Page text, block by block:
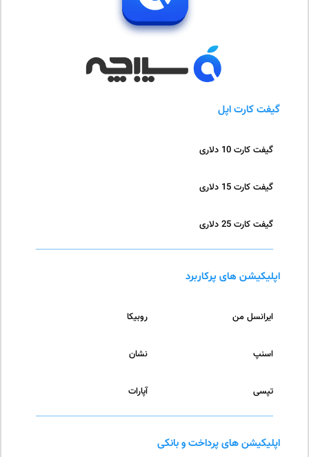
گیفت کارت اپل
گیفت کارت 10 دلاری
گیفت کارت 15 دلاری
گیفت کارت 25 دلاری
اپلیکیشن های پرکاربرد
روبیکا ایرانسل من
نشان اسنپ
آپارات تپسی
اپلیکیشن های پرداخت و بانکی